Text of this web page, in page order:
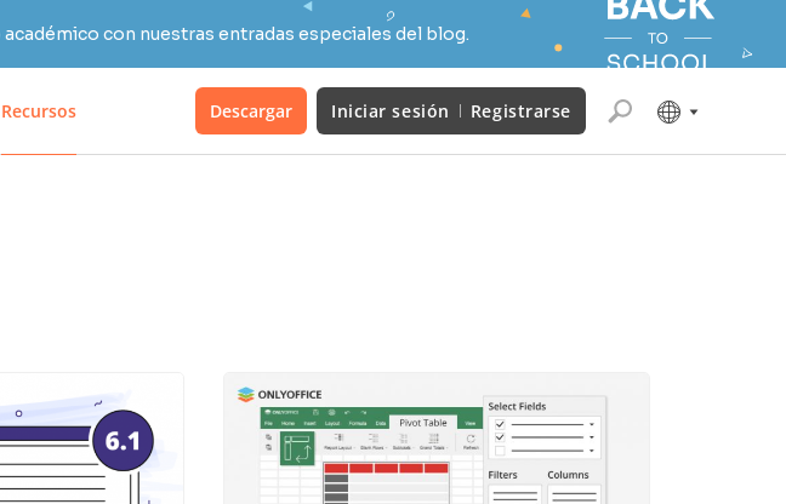
con nuestras entradas especiales del blog.
Recursos Descargar Iniciar sesión Registrarse